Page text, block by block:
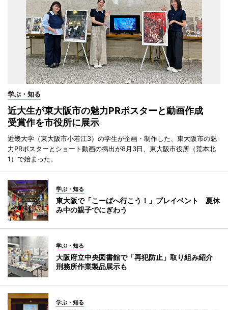
学ぶ・知る
近大生が東大阪市の魅力PRポスターと動画作成
受賞作を市役所に展示
近畿大学（東大阪市小若江3）の学生が企画・制作した、東大阪市の魅
力PRポスターとショート動画の掲出が8月3日、東大阪市役所（荒本北
1）で始まった。
学ぶ・知る
東大阪で「こーばへ行こう！」プレイベント 夏休
み中の親子でにぎわう
学ぶ・知る
大阪府立中央図書館で「再犯防止」取り組み紹介
刑務所作業製品展示も
学ぶ・知る